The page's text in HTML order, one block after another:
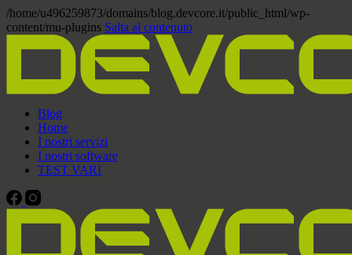
/home/u496259873/domains/blog.devcore.it/public_html/wp-
content/mu-plugins Salta al contenuto
Blog
Home
I nostri servizi
I nostri software
TEST VARI